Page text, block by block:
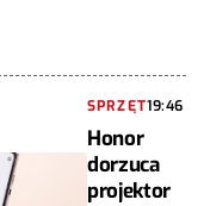
SPRZĘT19:46
Honor
dorzuca
projektor